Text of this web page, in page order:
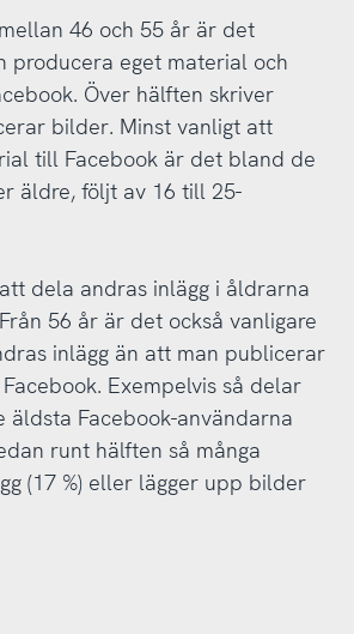
46 och 55 år är det
producera eget material och
Över hälften skriver
bilder. Minst vanligt att
till Facebook är det bland de
äldre, följt av 16 till 25-
dela andras inlägg i åldrarna
56 år är det också vanligare
inlägg än att man publicerar
Exempelvis så delar
äldsta Facebook-användarna
runt hälften så många
(17 %) eller lägger upp bilder